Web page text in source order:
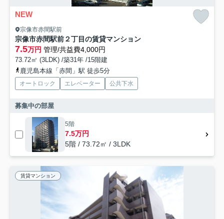
NEW
宗像市赤間駅前
宗像市赤間駅前２丁目の賃貸マンション
7.5万円 管理/共益費4,000円
73.72㎡ (3LDK) /築31年 /15階建
鹿児島本線「赤間」駅 徒歩5分
オートロック エレベーター 公共下水
募集中の部屋
5階
7.5万円
5階 / 73.72㎡ / 3LDK
賃貸マンション